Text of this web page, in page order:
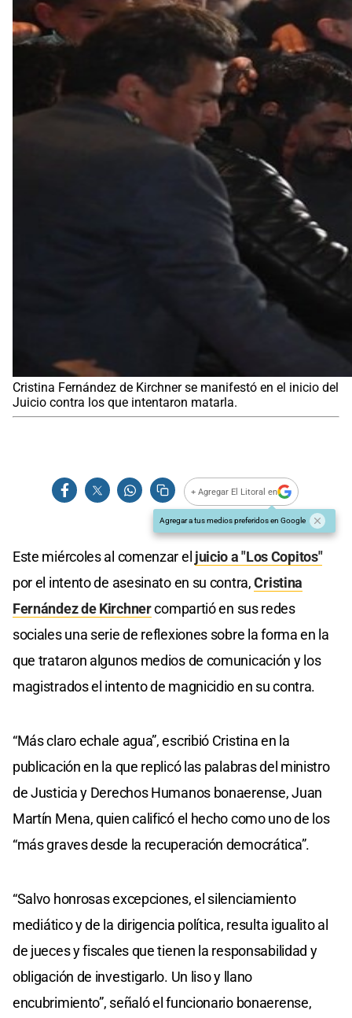
Cristina Fernández de Kirchner se manifestó en el inicio del
Juicio contra los que intentaron matarla.
+ Agregar El Litoral en
Agregar a tus medios preferidos en Google
Este miércoles al comenzar el juicio a "Los Copitos"
por el intento de asesinato en su contra,Cristina
Fernández de Kirchnercompartió en sus redes
sociales una serie de reflexiones sobre la forma en la
que trataron algunos medios de comunicación y los
magistrados el intento de magnicidio en su contra.
“Más claro echale agua”, escribió Cristina en la
publicación en la que replicó las palabras del ministro
de Justicia y Derechos Humanos bonaerense, Juan
Martín Mena, quien calificó el hecho como uno de los
“más graves desde la recuperación democrática”.
“Salvo honrosas excepciones, el silenciamiento
mediático y de la dirigencia política, resulta igualito al
de jueces y fiscales que tienen la responsabilidad y
obligación de investigarlo. Un liso y llano
encubrimiento”, señaló el funcionario bonaerense,